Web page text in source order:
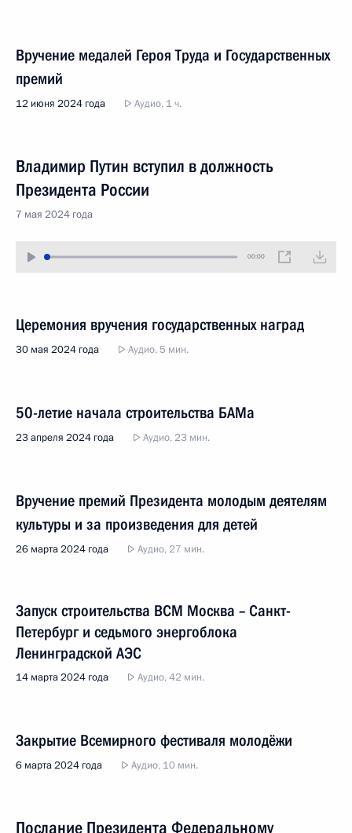
Вручение медалей Героя Труда и Государственных
премий
12 июня 2024 года Аудио, 1 ч.
Владимир Путин вступил в должность
Президента России
7 мая 2024 года
00:00
Церемония вручения государственных наград
30 мая 2024 года Аудио, 5 мин.
50-летие начала строительства БАМа
23 апреля 2024 года Аудио, 23 мин.
Вручение премий Президента молодым деятелям
культуры и за произведения для детей
26 марта 2024 года Аудио, 27 мин.
Запуск строительства ВСМ Москва – Санкт-
Петербург и седьмого энергоблока
Ленинградской АЭС
14 марта 2024 года Аудио, 42 мин.
Закрытие Всемирного фестиваля молодёжи
6 марта 2024 года Аудио, 10 мин.
Послание Президента Федеральному